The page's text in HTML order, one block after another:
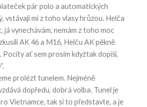
pár polo a automatických
vstávají mi z toho vlasy hrůzou. Helča
já vynechávám, nemám z toho moc
AK 46 a M16, Helču AK pěkně
Pocity ať sem prosím kdyžtak dopíší,
prolézt tunelem. Nejméně
dopředu, dobrá volba. Tunel je
Vietnamce, tak si to představte, a je